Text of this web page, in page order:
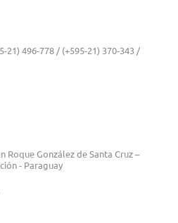
21) 496-778 / (+595-21) 370-343 /
Roque González de Santa Cruz –
- Paraguay